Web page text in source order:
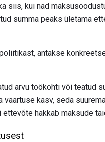
siis, kui nad
summa peaks ületama
antakse
arvu töökohti või teatud
väärtuse kasv, seda
ettevõte hakkab maksude